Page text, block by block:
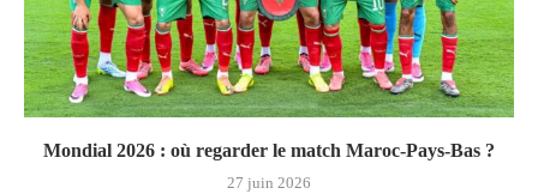
Mondial 2026 : où regarder le match Maroc-Pays‑Bas ?
27 juin 2026